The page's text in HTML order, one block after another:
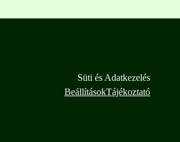
Süti és Adatkezelés
BeállításokTájékoztató